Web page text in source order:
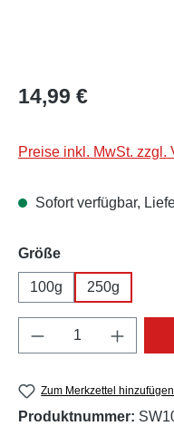
Regulärer Preis:
14,99 €
Preise inkl. MwSt. zzgl.
Sofort verfügbar,
Größeauswählen
100g 250g
Produkt Anzahl:
Zum Merkzettel hinzufügen
Produktnummer: